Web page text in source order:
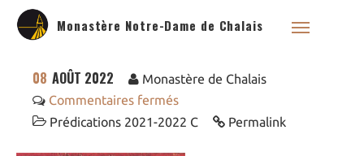
Monastère Notre-Dame de Chalais
08 AOÛT 2022
Monastère de Chalais
Commentaires fermés
Prédications 2021-2022 C
Permalink